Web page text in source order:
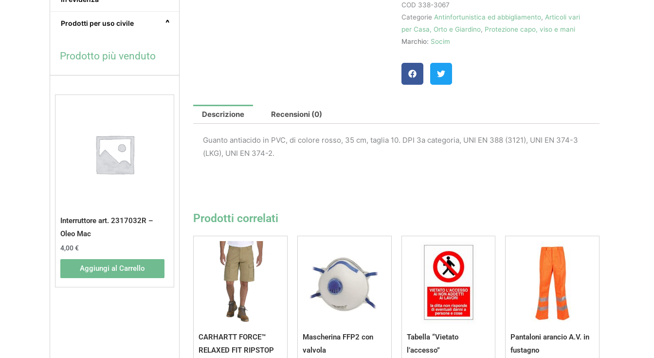
^
Prodotti per uso civile
Prodotto più venduto
Interruttore art. 2317032R –
Oleo Mac
4,00€
Aggiungi al Carrello
COD 338-3067
Categorie Antinfortunistica ed abbigliamento, Articoli vari
per Casa, Orto e Giardino, Protezione capo, viso e mani
Marchio: Socim
Descrizione Recensioni (0)
Guanto antiacido in PVC, di colore rosso, 35 cm, taglia 10. DPI 3a categoria, UNI EN 388 (3121), UNI EN 374-3
(LKG), UNI EN 374-2.
Prodotti correlati
CARHARTT FORCE™
RELAXED FIT RIPSTOP
possono
essere
Mascherina FFP2 con
valvola
Tabella “Vietato
l’accesso”
Pantaloni arancio A.V. in
fustagno